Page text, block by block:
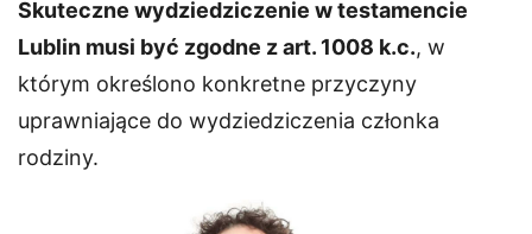
Skuteczne wydziedziczenie w testamencie
Lublin musi być zgodne z art. 1008 k.c., w
którym określono konkretne przyczyny
uprawniające do wydziedziczenia członka
rodziny.